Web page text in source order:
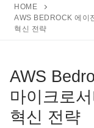
HOME
AWS BEDROCK 에이
혁신 전략
AWS
마이크로
혁신 전략